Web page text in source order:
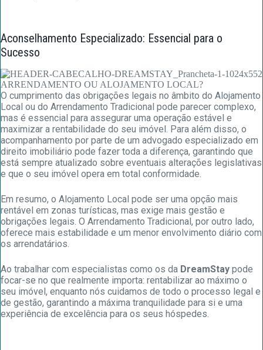
Aconselhamento Especializado: Essencial para o
Sucesso
O cumprimento das obrigações legais no âmbito do Alojamento
Local ou do Arrendamento Tradicional pode parecer complexo,
mas é essencial para assegurar uma operação estável e
maximizar a rentabilidade do seu imóvel. Para além disso, o
acompanhamento por parte de um advogado especializado em
direito imobiliário pode fazer toda a diferença, garantindo que
está sempre atualizado sobre eventuais alterações legislativas
e que o seu imóvel opera em total conformidade.
Em resumo, o Alojamento Local pode ser uma opção mais
rentável em zonas turísticas, mas exige mais gestão e
obrigações legais. O Arrendamento Tradicional, por outro lado,
oferece mais estabilidade e um menor envolvimento diário com
os arrendatários.
Ao trabalhar com especialistas como os da DreamStay pode
focar-se no que realmente importa: rentabilizar ao máximo o
seu imóvel, enquanto nós cuidamos de todo o processo legal e
de gestão, garantindo a máxima tranquilidade para si e uma
experiência de excelência para os seus hóspedes.